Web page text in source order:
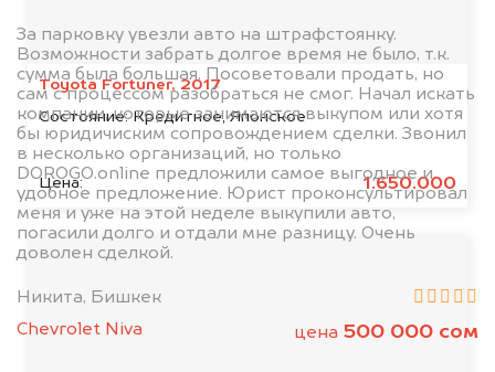
Toyota Fortuner, 2017
Состояние:Кредитное, Японское
Цена: 1.650.000
За парковку увезли авто на штрафстоянку.
Возможности забрать долгое время не было, т.к.
сумма была большая. Посоветовали продать, но
сам с процессом разобраться не смог. Начал искать
компании, которые занимаются выкупом или хотя
бы юридичиским сопровождением сделки. Звонил
в несколько организаций, но только
DOROGO.online предложили самое выгодное и
удобное предложение. Юрист проконсультировал
меня и уже на этой неделе выкупили авто,
погасили долго и отдали мне разницу. Очень
доволен сделкой.
Никита, Бишкек
Chevrolet Niva
цена 500 000 сом